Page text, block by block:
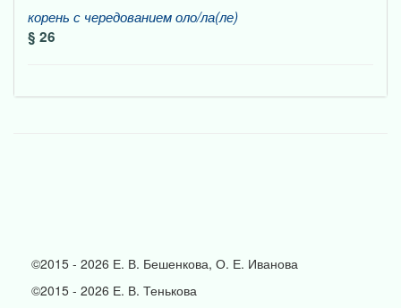
корень с чередованиемоло/ла(ле)
§ 26
©2015 - 2026 Е. В. Бешенкова, О. Е. Иванова
©2015 - 2026 Е. В. Тенькова